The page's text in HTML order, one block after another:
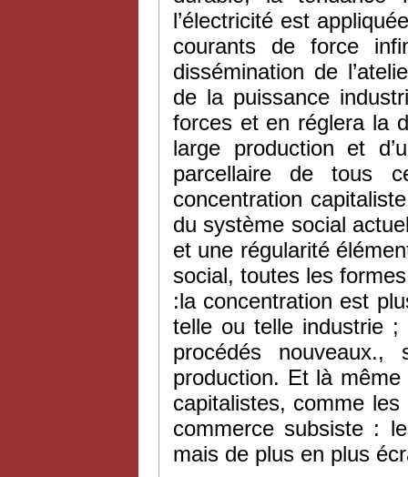
l’électricité est
courants de force
dissémination de
de la puissance
forces et en réglera la
large production et
parcellaire de tous
concentration
du système social
et une régularité
social, toutes les
:la concentration est
telle ou telle industrie ;
procédés
production. Et là
capitalistes, comme
commerce subsiste :
mais de plus en plus